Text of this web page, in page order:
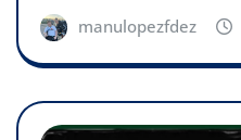
manulopezfdez